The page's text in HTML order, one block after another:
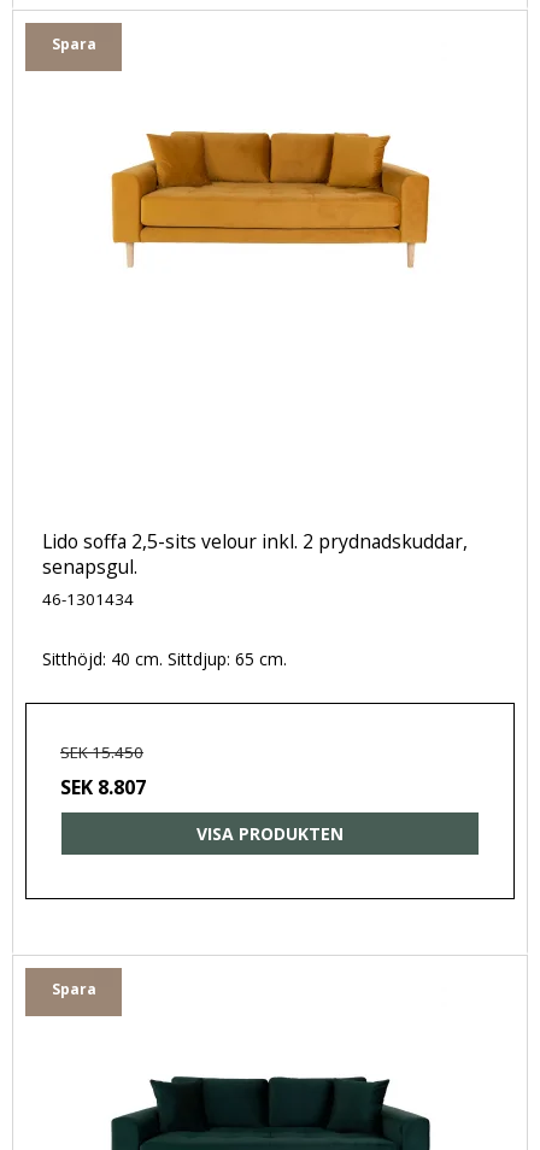
Spara
Lido soffa 2,5-sits velour inkl. 2 prydnadskuddar,
senapsgul.
46-1301434
Sitthöjd: 40 cm. Sittdjup: 65 cm.
SEK 15.450
SEK 8.807
VISA PRODUKTEN
Spara